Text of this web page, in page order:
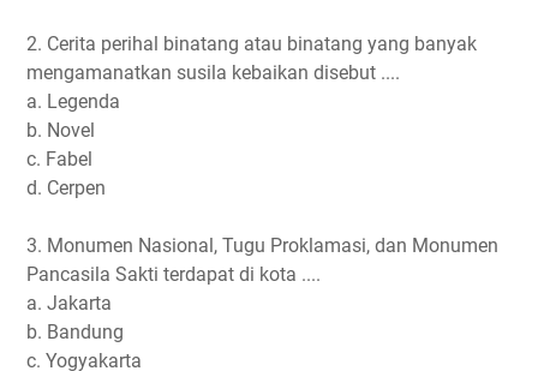
2. Cerita perihal binatang atau binatang yang banyak
mengamanatkan susila kebaikan disebut ....
a. Legenda
b. Novel
c. Fabel
d. Cerpen
3. Monumen Nasional, Tugu Proklamasi, dan Monumen
Pancasila Sakti terdapat di kota ....
a. Jakarta
b. Bandung
c. Yogyakarta